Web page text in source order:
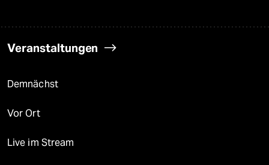
Veranstaltungen
Demnächst
Vor Ort
Live im Stream